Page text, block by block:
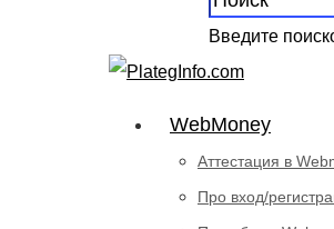
Введите
WebMoney
Аттестация в
Про вход/